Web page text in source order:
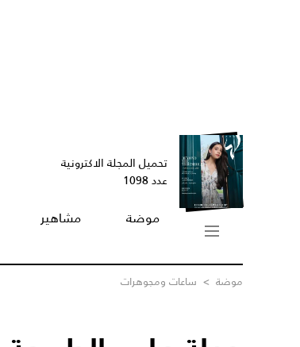
تحميل المجلة الاكترونية
عدد 1098
موضة مشاهير
موضة > ساعات ومجوهرات